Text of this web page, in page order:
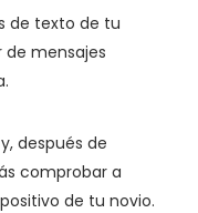
de texto de tu
de mensajes
después de
comprobar a
de tu novio.